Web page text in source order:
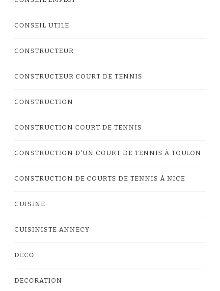
CONSEIL UTILE
CONSTRUCTEUR
CONSTRUCTEUR COURT DE TENNIS
CONSTRUCTION
CONSTRUCTION COURT DE TENNIS
CONSTRUCTION D'UN COURT DE TENNIS À TOULON
CONSTRUCTION DE COURTS DE TENNIS À NICE
CUISINE
CUISINISTE ANNECY
DECO
DECORATION